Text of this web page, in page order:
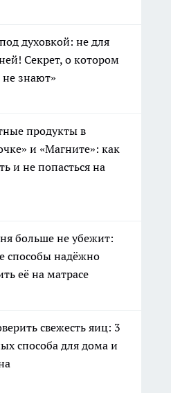
духовкой: не для
Секрет, о котором
знают»
продукты в
и «Магните»: как
и не попасться на
больше не убежит:
способы надёжно
её на матрасе
свежесть яиц: 3
способа для дома и